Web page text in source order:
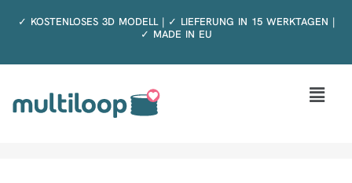
Inhalt✓ KOSTENLOSES 3D MODELL | ✓ LIEFERUNG IN 15 WERKTAGEN |
✓ MADE IN EU
Menü